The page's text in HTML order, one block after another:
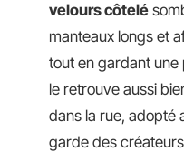
velours côtelé
manteaux longs et
tout en gardant une
le retrouve aussi
dans la rue, adopté
garde des